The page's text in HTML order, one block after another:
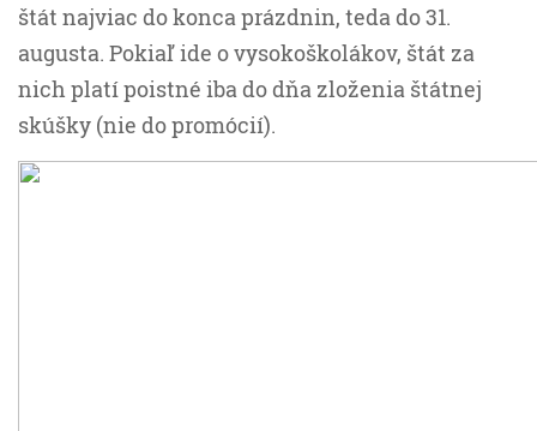
štát najviac do konca prázdnin, teda do 31.
augusta. Pokiaľ ide o vysokoškolákov, štát za
nich platí poistné iba do dňa zloženia štátnej
skúšky (nie do promócií).